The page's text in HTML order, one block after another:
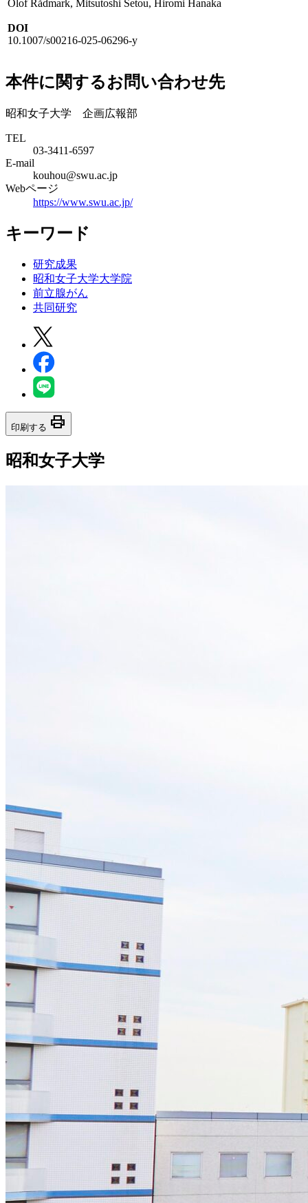
Olof Rådmark, Mitsutoshi Setou, Hiromi Hanaka
DOI
10.1007/s00216-025-06296-y
本件に関するお問い合わせ先
昭和女子大学 企画広報部
TEL
03-3411-6597
E-mail
kouhou@swu.ac.jp
Webページ
https://www.swu.ac.jp/
キーワード
研究成果
昭和女子大学大学院
前立腺がん
共同研究
印刷する print
昭和女子大学